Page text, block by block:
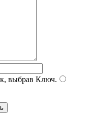
выбрав Ключ.